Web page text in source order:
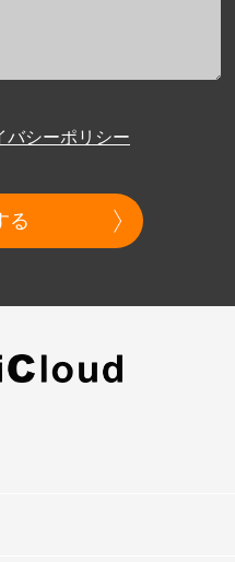
バシーポリシー
る